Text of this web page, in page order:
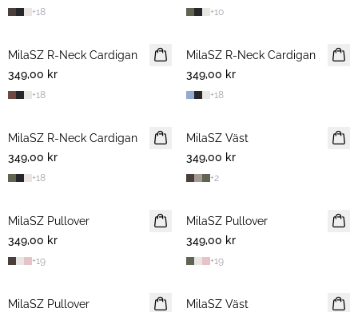
+18 +10
NYHET
MilaSZ R-Neck Cardigan
349,00 kr
+18
NYHET
MilaSZ R-Neck Cardigan
349,00 kr
+18
NYHET
MilaSZ R-Neck Cardigan
349,00 kr
+18
NYHET
MilaSZ Väst
349,00 kr
+2
NYHET
MilaSZ Pullover
349,00 kr
+19
NYHET
MilaSZ Pullover
349,00 kr
+19
NYHET
MilaSZ Pullover
NYHET
MilaSZ Väst